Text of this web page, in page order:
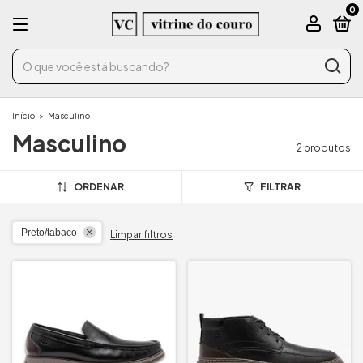
0
Início > Masculino
Masculino 2 produtos
ORDENAR FILTRAR
Preto/tabaco Limpar filtros